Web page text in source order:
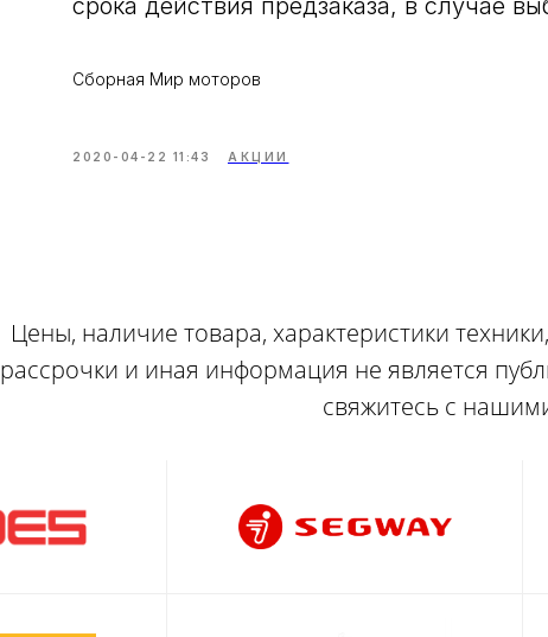
срока действия предзаказа, в случае
Сборная Мир моторов
2020-04-22 11:43 АКЦИИ
Цены, наличие товара, характеристики
рассрочки и иная информация не является
свяжитесь с